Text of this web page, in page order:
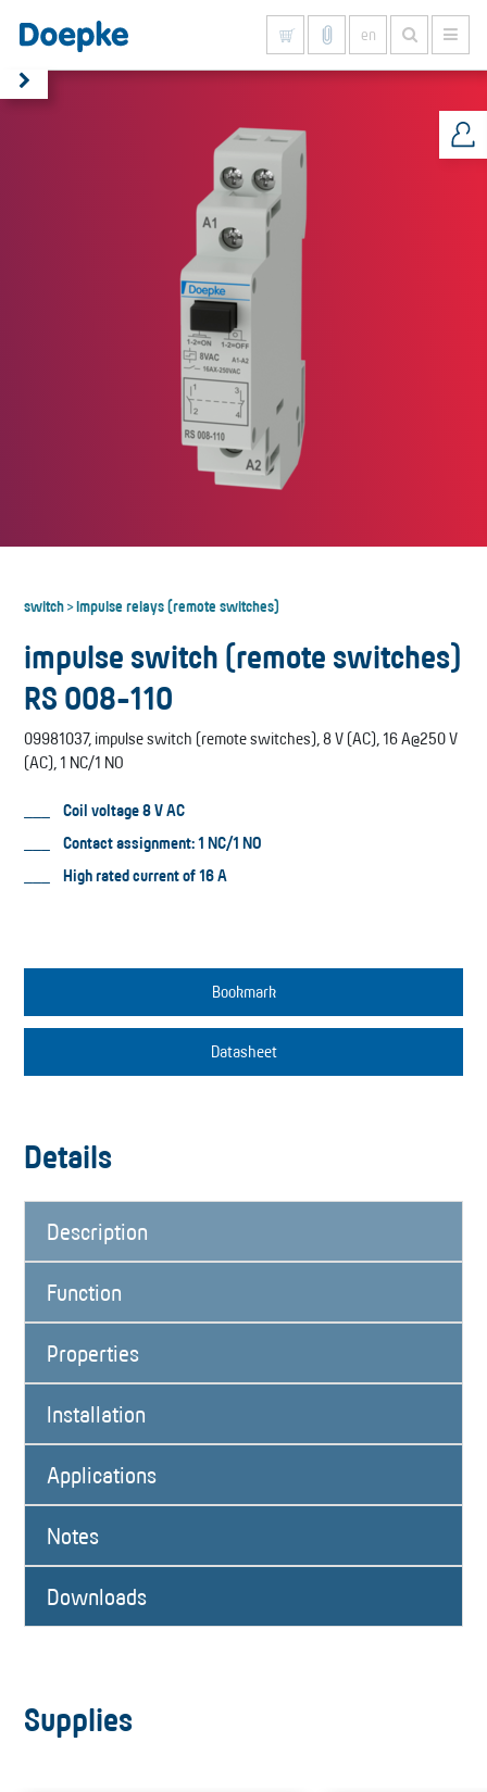
en
switch>Impulse relays (remote switches)
impulse switch (remote switches)
RS 008-110
09981037, impulse switch (remote switches), 8 V (AC), 16 A@250 V
(AC), 1 NC/1 NO
Coil voltage 8 V AC
Contact assignment: 1 NC/1 NO
High rated current of 16 A
Bookmark
Datasheet
Details
Description
Function
Properties
Installation
Applications
Notes
Downloads
Supplies